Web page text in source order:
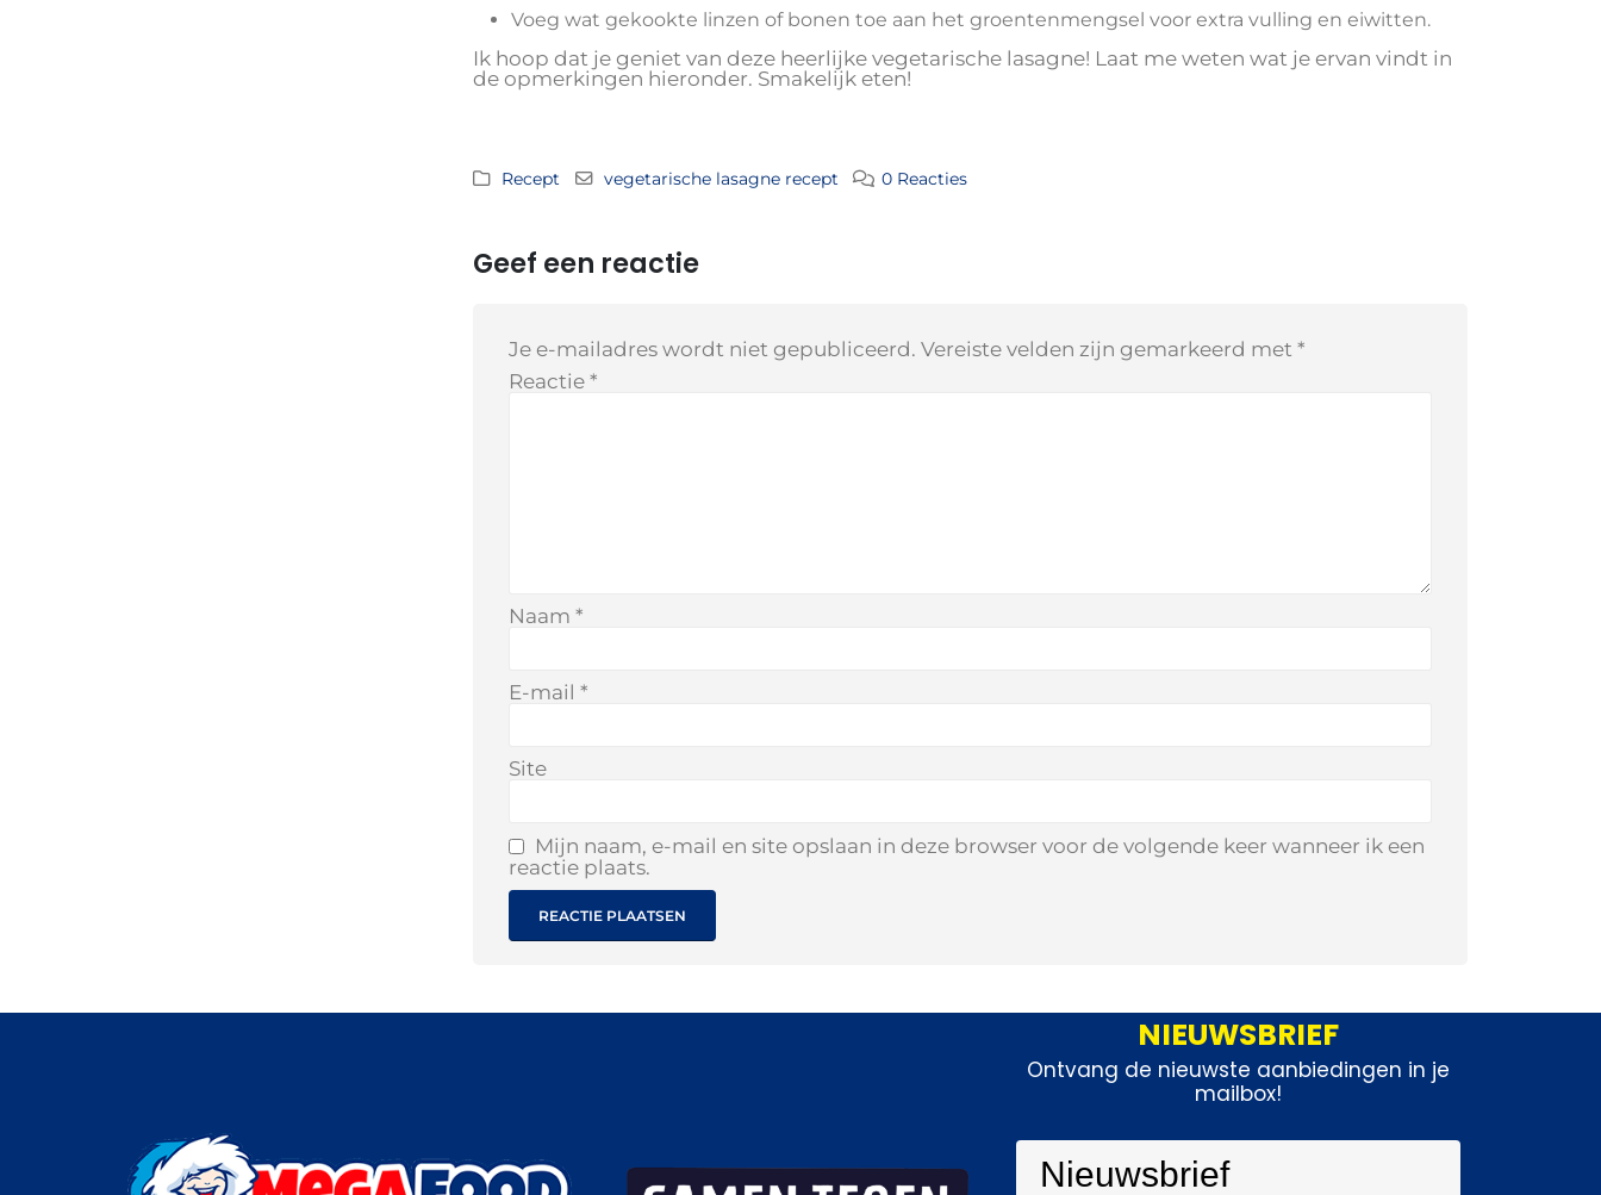
Voeg wat gekookte linzen of bonen toe aan het groentenmengsel voor extra vulling en eiwitten.
Ik hoop dat je geniet van deze heerlijke vegetarische lasagne! Laat me weten wat je ervan vindt in
de opmerkingen hieronder. Smakelijk eten!
Recept vegetarische lasagne recept 0 Reacties
Geef een reactie
Je e-mailadres wordt niet gepubliceerd. Vereiste velden zijn gemarkeerd met *
Reactie *
Naam *
E-mail *
Site
Mijn naam, e-mail en site opslaan in deze browser voor de volgende keer wanneer ik een
reactie plaats.
NIEUWSBRIEF
Ontvang de nieuwste aanbiedingen in je
mailbox!
Nieuwsbrief